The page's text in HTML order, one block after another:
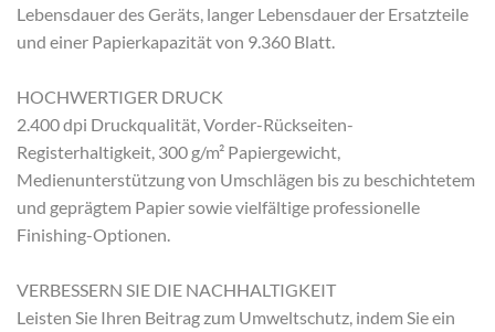
Lebensdauer des Geräts, langer Lebensdauer der Ersatzteile
und einer Papierkapazität von 9.360 Blatt.
HOCHWERTIGER DRUCK
2.400 dpi Druckqualität, Vorder-Rückseiten-
Registerhaltigkeit, 300 g/m² Papiergewicht,
Medienunterstützung von Umschlägen bis zu beschichtetem
und geprägtem Papier sowie vielfältige professionelle
Finishing-Optionen.
VERBESSERN SIE DIE NACHHALTIGKEIT
Leisten Sie Ihren Beitrag zum Umweltschutz, indem Sie ein